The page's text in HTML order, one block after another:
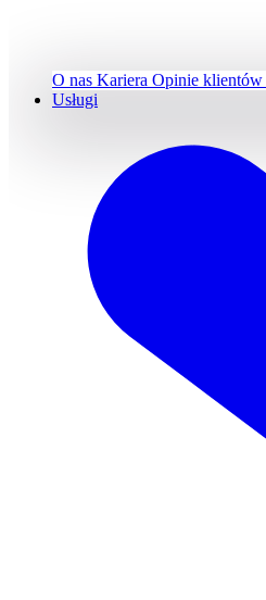
O nas Kariera Opinie klientów
Usługi